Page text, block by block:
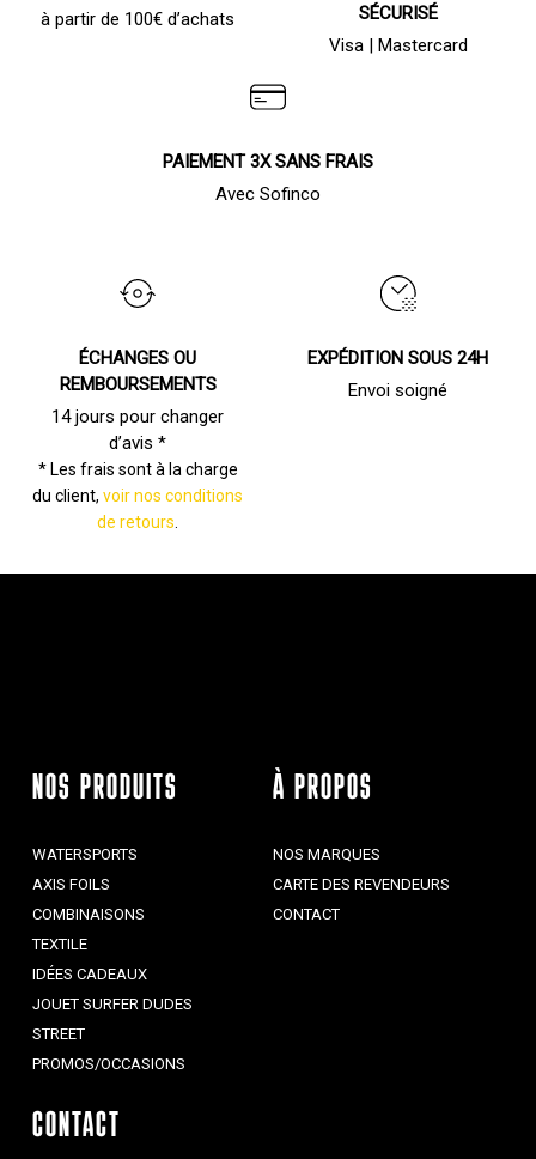
à partir de 100€ d’achats
SÉCURISÉ
Visa | Mastercard
PAIEMENT 3X SANS FRAIS
Avec Sofinco
ÉCHANGES OU
REMBOURSEMENTS
14 jours pour changer
d’avis *
* Les frais sont à la charge
du client,voir nos conditions
de retours
EXPÉDITION SOUS 24H
Envoi soigné
NOS PRODUITS
WATERSPORTS
AXIS FOILS
COMBINAISONS
TEXTILE
IDÉES CADEAUX
JOUET SURFER DUDES
STREET
PROMOS/OCCASIONS
À PROPOS
NOS MARQUES
CARTE DES REVENDEURS
CONTACT
CONTACT